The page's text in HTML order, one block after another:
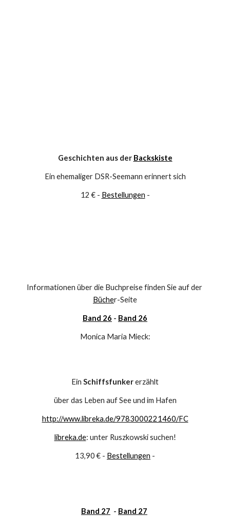
Geschichten aus der Backskiste
Ein ehemaliger DSR-Seemann erinnert sich
12 € - Bestellungen -
Informationen über die Buchpreise finden Sie auf der
Bücher-Seite
Band 26 - Band 26
Monica Maria Mieck:
Ein Schiffsfunker erzählt
über das Leben auf See und im Hafen
http://www.libreka.de/9783000221460/FC
libreka.de: unter Ruszkowski suchen!
13,90 € - Bestellungen -
Band 27
  -
Band 27